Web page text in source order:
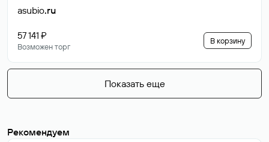
asubio.ru
57 141 ₽
Возможен торг
В корзину
Показать еще
Рекомендуем